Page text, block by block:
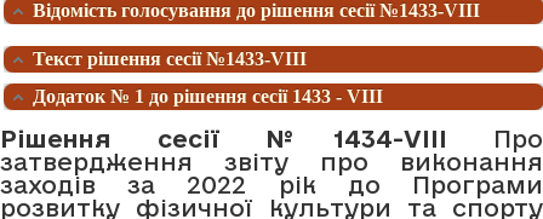
Відомість голосування до рішення сесії №1433-VIII
Текст рішення сесії №1433-VIII
Додаток № 1 до рішення сесії 1433 - VIII
Рішення сесії №1434-VIII Про
затвердження звіту про виконання
заходів за 2022 рік до Програми
розвитку фізичної культури та спорту